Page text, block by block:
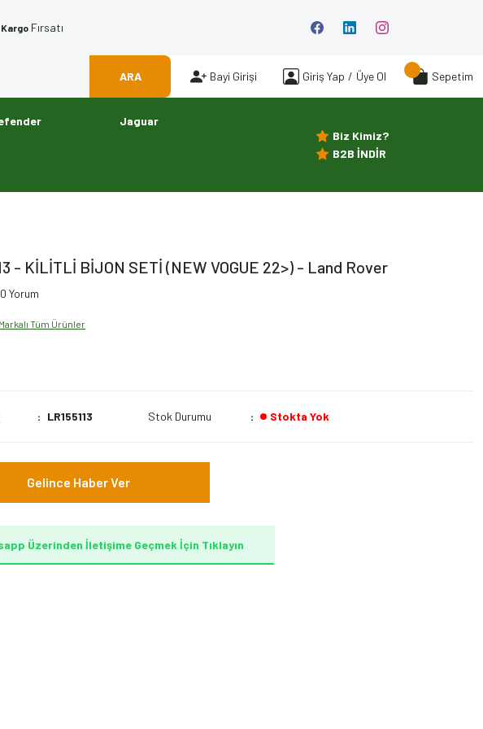
Fırsatı
ARA Bayi Girişi Giriş Yap / Üye Ol Sepetim
Jaguar
Biz Kimiz?
B2B İNDİR
- KİLİTLİ BİJON SETİ (NEW VOGUE 22>) - Land Rover
Yorum
Tüm Ürünler
LR155113 Stok Durumu Stokta Yok
Gelince Haber Ver
Üzerinden İletişime Geçmek İçin Tıklayın